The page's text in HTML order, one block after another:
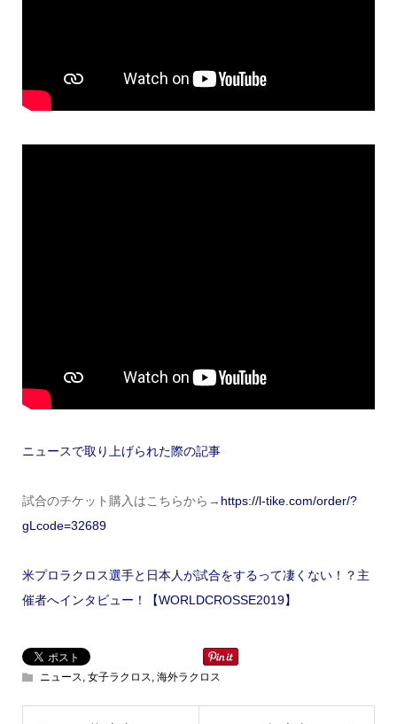
ニュースで取り上げられた際の記事
試合のチケット購入はこちらから→ https://l-tike.com/order/?
gLcode=32689
米プロラクロス選手と日本人が試合をするって凄くない！？主
催者へインタビュー！【WORLDCROSSE2019】
ニュース 女子ラクロス 海外ラクロス